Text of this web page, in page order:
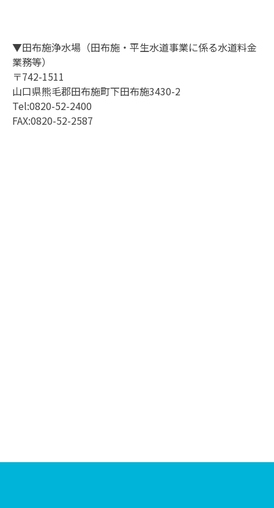
▼田布施浄水場（田布施・平生水道事業に係る水道料金
業務等）
〒742-1511
山口県熊毛郡田布施町下田布施3430-2
Tel:0820-52-2400
FAX:0820-52-2587